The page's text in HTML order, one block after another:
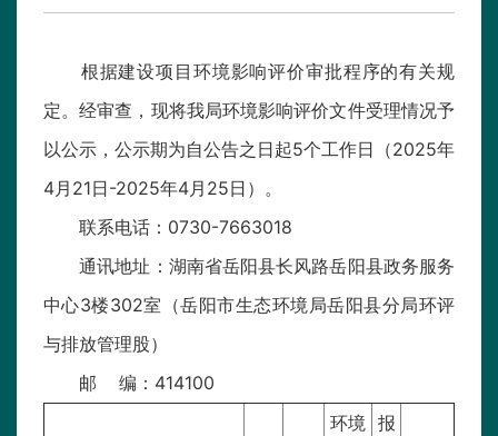
根据建设项目环境影响评价审批程序的有关规
定。经审查，现将我局环境影响评价文件受理情况予
以公示，公示期为自公告之日起5个工作日（2025年
4月21日-2025年4月25日）。
联系电话：0730-7663018
通讯地址：湖南省岳阳县长风路岳阳县政务服务
中心3楼302室（岳阳市生态环境局岳阳县分局环评
与排放管理股）
邮 编：414100
环境 报